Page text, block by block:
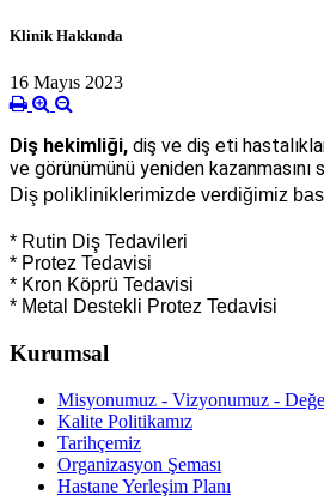
Klinik Hakkında
16 Mayıs 2023
Diş hekimliği, diş ve diş eti
ve görünümünü yeniden
Diş polikliniklerimizde verdiğimiz
* Rutin Diş Tedavileri
* Protez Tedavisi
* Kron Köprü Tedavisi
* Metal Destekli Protez Tedavisi
Kurumsal
Misyonumuz - Vizyonumuz -
Kalite Politikamız
Tarihçemiz
Organizasyon Şeması
Hastane Yerleşim Planı